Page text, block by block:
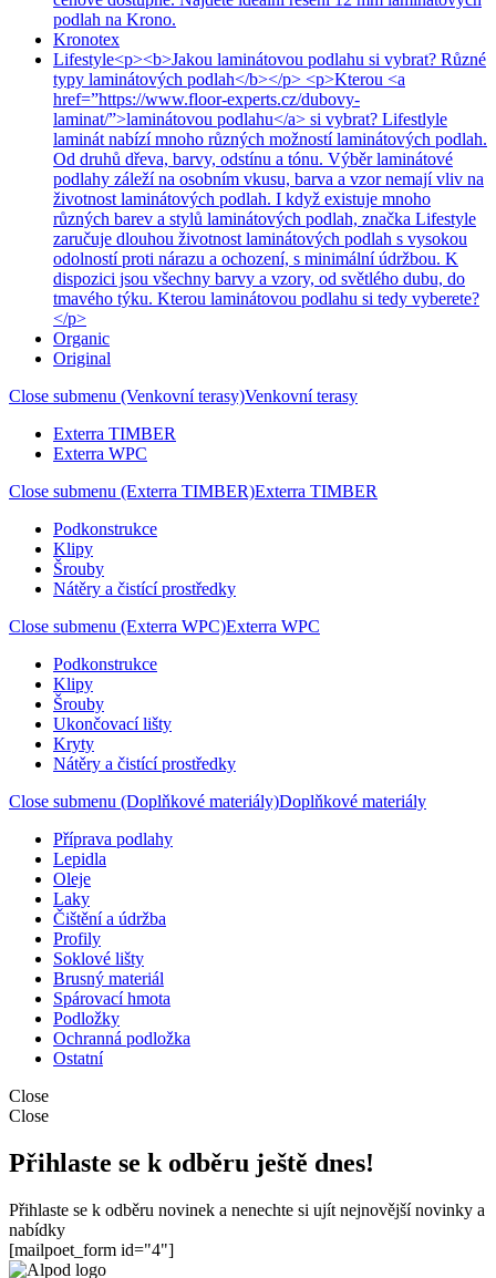
podlah na Krono.
Kronotex
Lifestyle<p><b>Jakou laminátovou podlahu si vybrat? Různé
typy laminátových podlah</b></p> <p>Kterou <a
href=”https://www.floor-experts.cz/dubovy-
laminat/”>laminátovou podlahu</a> si vybrat? Lifestlyle
laminát nabízí mnoho různých možností laminátových podlah.
Od druhů dřeva, barvy, odstínu a tónu. Výběr laminátové
podlahy záleží na osobním vkusu, barva a vzor nemají vliv na
životnost laminátových podlah. I když existuje mnoho
různých barev a stylů laminátových podlah, značka Lifestyle
zaručuje dlouhou životnost laminátových podlah s vysokou
odolností proti nárazu a ochození, s minimální údržbou. K
dispozici jsou všechny barvy a vzory, od světlého dubu, do
tmavého týku. Kterou laminátovou podlahu si tedy vyberete?
</p>
Organic
Original
Close submenu (Venkovní terasy)Venkovní terasy
Exterra TIMBER
Exterra WPC
Close submenu (Exterra TIMBER)Exterra TIMBER
Podkonstrukce
Klipy
Šrouby
Nátěry a čistící prostředky
Close submenu (Exterra WPC)Exterra WPC
Podkonstrukce
Klipy
Šrouby
Ukončovací lišty
Kryty
Nátěry a čistící prostředky
Close submenu (Doplňkové materiály)Doplňkové materiály
Příprava podlahy
Lepidla
Oleje
Laky
Čištění a údržba
Profily
Soklové lišty
Brusný materiál
Spárovací hmota
Podložky
Ochranná podložka
Ostatní
Close
Close
Přihlaste se k odběru ještě dnes!
Přihlaste se k odběru novinek a nenechte si ujít nejnovější novinky a
nabídky
[mailpoet_form id="4"]